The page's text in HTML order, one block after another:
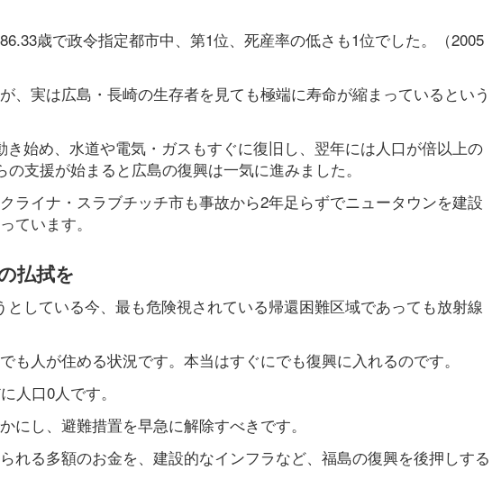
歳で政令指定都市中、第1位、死産率の低さも1位でした。（2005
、実は広島・長崎の生存者を見ても極端に寿命が縮まっているという
始め、水道や電気・ガスもすぐに復旧し、翌年には人口が倍以上の
支援が始まると広島の復興は一気に進みました。
ライナ・スラブチッチ市も事故から2年足らずでニュータウンを建設
ています。
払拭を
している今、最も危険視されている帰還困難区域であっても放射線
も人が住める状況です。本当はすぐにでも復興に入れるのです。
人口0人です。
し、避難措置を早急に解除すべきです。
れる多額のお金を、建設的なインフラなど、福島の復興を後押しする